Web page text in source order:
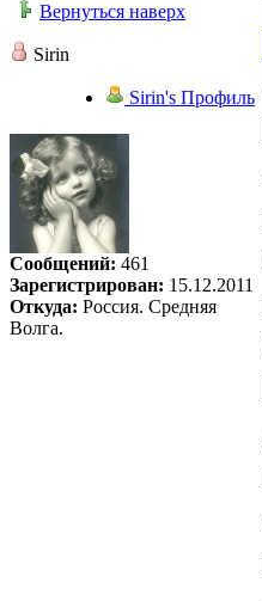
Вернуться наверх
Sirin
Sirin's Профиль
Сообщений: 461
Зарегистрирован: 15.12.2011
Откуда: Россия. Средняя
Волга.